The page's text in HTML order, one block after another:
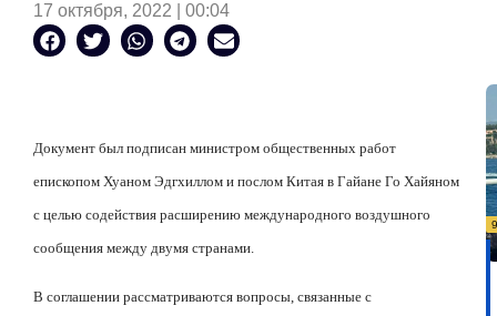
17 октября, 2022 | 00:04
Документ был подписан министром общественных работ
епископом Хуаном Эдгхиллом и послом Китая в Гайане Го Хайяном
с целью содействия расширению международного воздушного
сообщения между двумя странами.
В соглашении рассматриваются вопросы, связанные с